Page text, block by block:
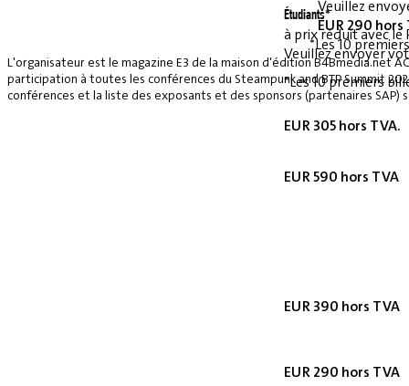
Étudiants*
à prix réduit avec le
Veuillez envoyer
*Les 10 premiers
EUR 305 hors TVA.
EUR 590 hors TVA
EUR 390 hors TVA
EUR 290 hors TVA
Veuillez
EUR 290 hors
*Les 10
L'organisateur est le magazine E3 de la maison d'édition B4Bmedia.net
participation à toutes les conférences du Steampunk and BTP Summit
conférences et la liste des exposants et des sponsors (partenaires